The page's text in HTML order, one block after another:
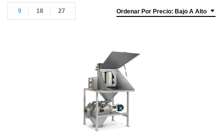
Ordenar Por Precio: Bajo A Alto
9 18 27